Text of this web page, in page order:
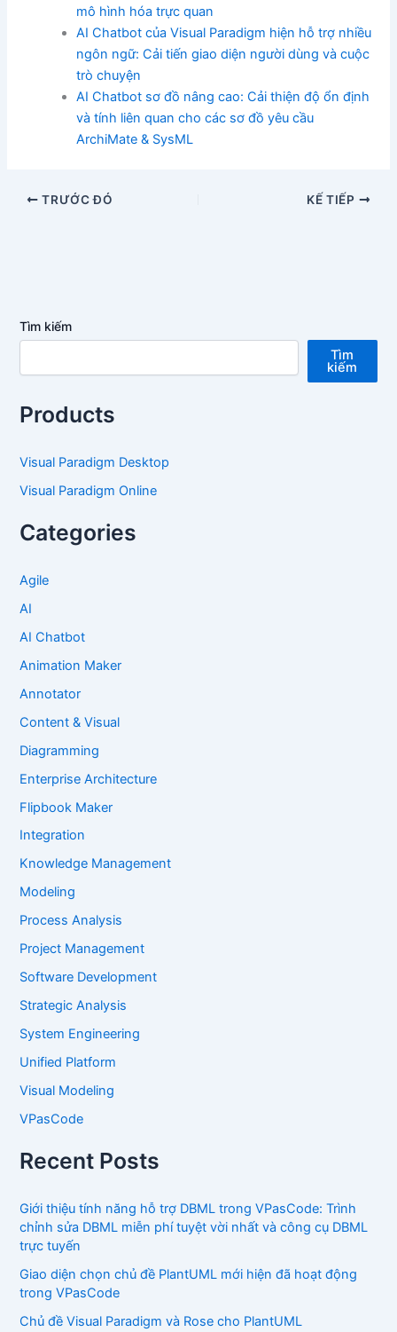
mô hình hóa trực quan
AI Chatbot của Visual Paradigm hiện hỗ trợ nhiều
ngôn ngữ: Cải tiến giao diện người dùng và cuộc
trò chuyện
AI Chatbot sơ đồ nâng cao: Cải thiện độ ổn định
và tính liên quan cho các sơ đồ yêu cầu
ArchiMate & SysML
TRƯỚC ĐÓ KẾ TIẾP
Tìm kiếm
Tìm
kiếm
Products
Visual Paradigm Desktop
Visual Paradigm Online
Categories
Agile
AI
AI Chatbot
Animation Maker
Annotator
Content & Visual
Diagramming
Enterprise Architecture
Flipbook Maker
Integration
Knowledge Management
Modeling
Process Analysis
Project Management
Software Development
Strategic Analysis
System Engineering
Unified Platform
Visual Modeling
VPasCode
Recent Posts
Giới thiệu tính năng hỗ trợ DBML trong VPasCode: Trình
chỉnh sửa DBML miễn phí tuyệt vời nhất và công cụ DBML
trực tuyến
Giao diện chọn chủ đề PlantUML mới hiện đã hoạt động
trong VPasCode
Chủ đề Visual Paradigm và Rose cho PlantUML